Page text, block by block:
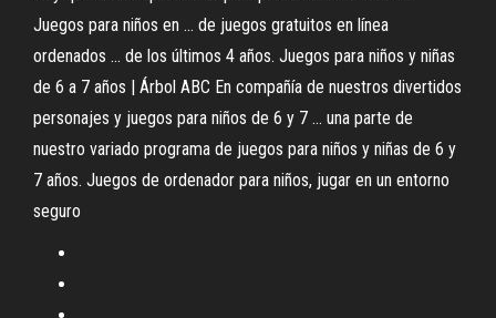
Juegos para niños en ... de juegos gratuitos en línea
ordenados ... de los últimos 4 años. Juegos para niños y niñas
de 6 a 7 años | Árbol ABC En compañía de nuestros divertidos
personajes y juegos para niños de 6 y 7 ... una parte de
nuestro variado programa de juegos para niños y niñas de 6 y
7 años. Juegos de ordenador para niños, jugar en un entorno
seguro